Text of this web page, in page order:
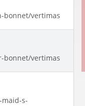
bonnet/vertimas
bonnet/vertimas
s-